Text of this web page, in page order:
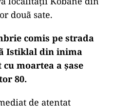
douã sate.
comis pe strada
Istiklal din inima
moartea a şase
80.
de atentat